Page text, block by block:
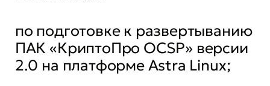
по подготовке к развертыванию
ПАК «КриптоПро OCSP» версии
2.0 на платформе Astra Linux;